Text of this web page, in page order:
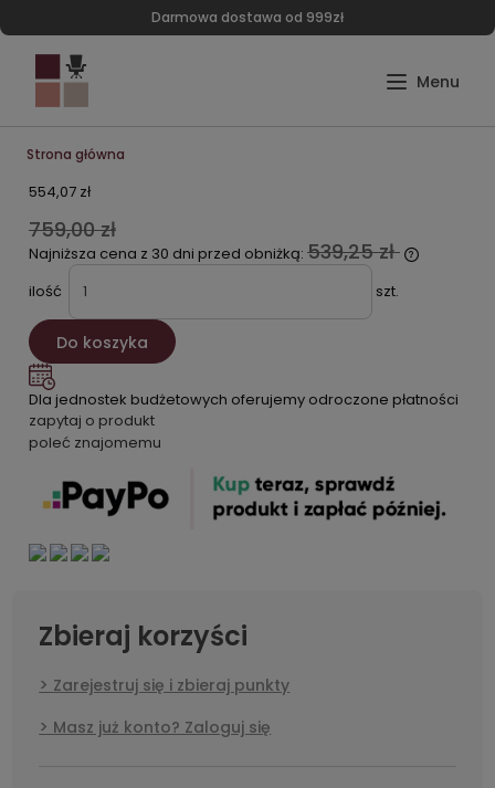
Darmowa dostawa od 999zł
Strona główna
554,07 zł
759,00 zł
Najniższa cena z 30 dni przed obniżką: 539,25 zł
ilość szt.
Do koszyka
Dla jednostek budżetowych oferujemy odroczone płatności
zapytaj o produkt
poleć znajomemu
Zbieraj korzyści
Zarejestruj się i zbieraj punkty
Masz już konto? Zaloguj się